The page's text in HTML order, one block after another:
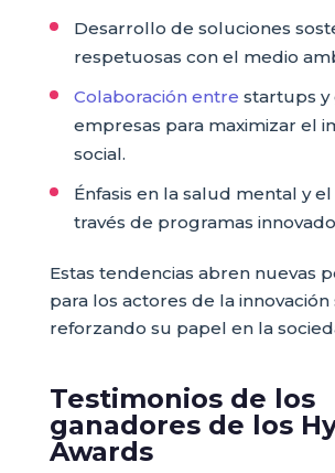
Desarrollo de soluciones
respetuosas con el medio
Colaboración entre startups y
empresas para maximizar el
social.
Énfasis en la salud mental y
través de programas
Estas tendencias abren nuevas
para los actores de la innovación
reforzando su papel en la
Testimonios de los
ganadores de los
Awards